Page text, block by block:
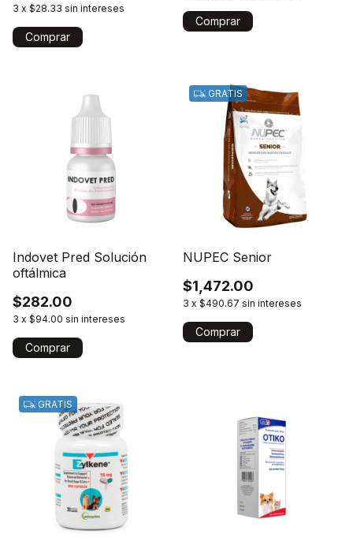
3 x $28.33 sin intereses
Comprar
Indovet Pred Solución
oftálmica
$282.00
3 x $94.00 sin intereses
GRATIS
NUPEC Senior
$1,472.00
3 x $490.67 sin intereses
Comprar
GRATIS